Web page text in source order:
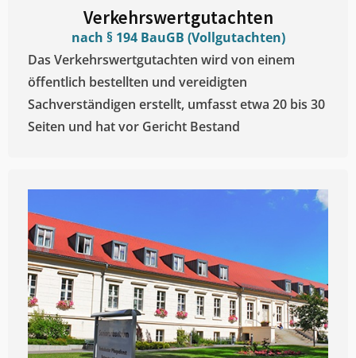
Verkehrswertgutachten
nach § 194 BauGB (Vollgutachten)
Das Verkehrswertgutachten wird von einem
öffentlich bestellten und vereidigten
Sachverständigen erstellt, umfasst etwa 20 bis 30
Seiten und hat vor Gericht Bestand